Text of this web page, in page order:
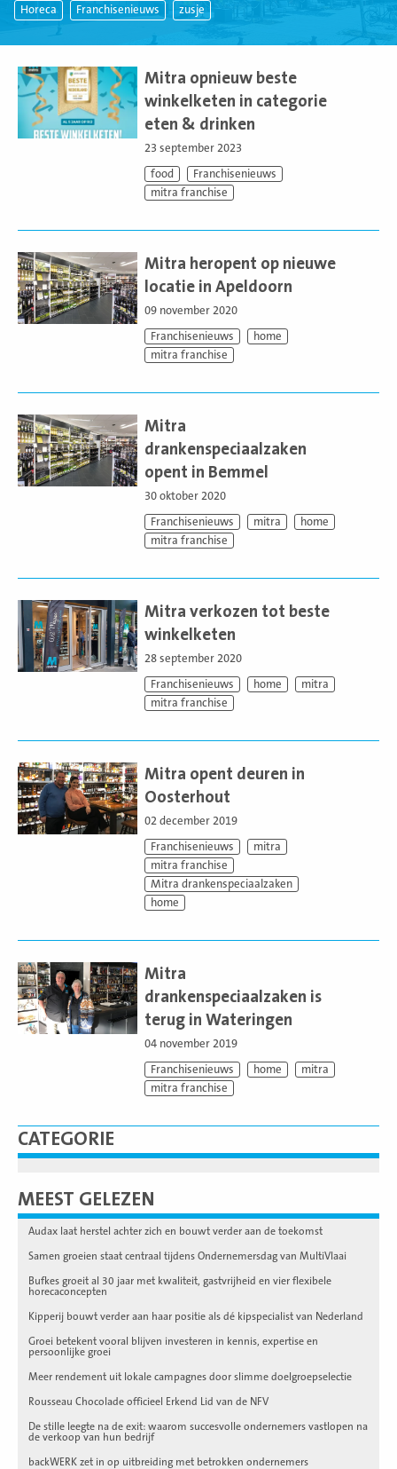
CATEGORIE
MEEST GELEZEN
Audax laat herstel achter zich en bouwt verder aan de toekomst
Samen groeien staat centraal tijdens Ondernemersdag van MultiVlaai
Bufkes groeit al 30 jaar met kwaliteit, gastvrijheid en vier flexibele
horecaconcepten
Kipperij bouwt verder aan haar positie als dé kipspecialist van Nederland
Groei betekent vooral blijven investeren in kennis, expertise en
persoonlijke groei
Meer rendement uit lokale campagnes door slimme doelgroepselectie
Rousseau Chocolade officieel Erkend Lid van de NFV
De stille leegte na de exit: waarom succesvolle ondernemers vastlopen na
de verkoop van hun bedrijf
backWERK zet in op uitbreiding met betrokken ondernemers
Horeca Franchisenieuws zusje
meer
Mitra opnieuw beste
winkelketen in categorie
eten & drinken
23 september 2023
food
Franchisenieuws
mitra franchise
meer
Mitra heropent op nieuwe
locatie in Apeldoorn
09 november 2020
Franchisenieuws
home
mitra franchise
meer
Mitra
drankenspeciaalzaken
opent in Bemmel
30 oktober 2020
Franchisenieuws mitra
home
mitra franchise
meer
Mitra verkozen tot beste
winkelketen
28 september 2020
Franchisenieuws home
mitra
mitra franchise
meer
Mitra opent deuren in
Oosterhout
02 december 2019
Franchisenieuws
mitra
mitra franchise
Mitra drankenspeciaalzaken
home
meer
Mitra
drankenspeciaalzaken is
terug in Wateringen
04 november 2019
Franchisenieuws home
mitra
mitra franchise